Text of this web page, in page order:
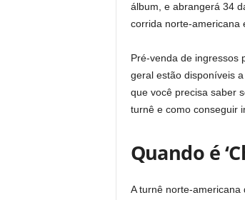
álbum, e abrangerá 34
corrida norte-americana
Pré-venda de ingressos
geral estão disponíveis
que você precisa saber
turnê e como conseguir
Quando é
A turnê norte-americana